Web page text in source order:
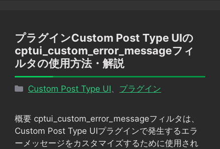
プラグインCustom Post Type UIの
cptui_custom_error_messageフィ
ルタの使用方法・解説
カ
リ
ー
Custom Post Type UI、 プラグイン
概要 cptui_custom_error_messageフィルタは、
Custom Post Type UIプラグインで発生するエラ
ーメッセージをカスタマイズするために使用され